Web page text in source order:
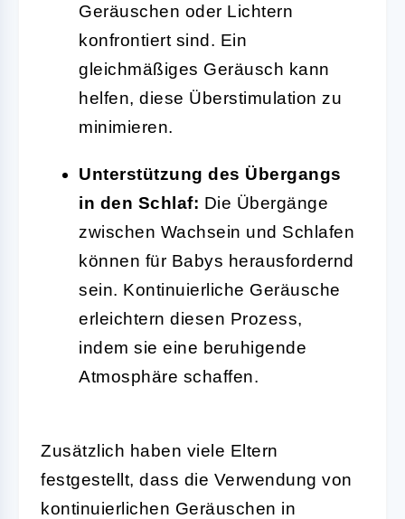
Geräuschen oder Lichtern
konfrontiert sind. Ein
gleichmäßiges Geräusch kann
helfen, diese Überstimulation zu
minimieren.
Unterstützung des Übergangs
in den Schlaf: Die Übergänge
zwischen Wachsein und Schlafen
können für Babys herausfordernd
sein. Kontinuierliche Geräusche
erleichtern diesen Prozess,
indem sie eine beruhigende
Atmosphäre schaffen.
Zusätzlich haben viele Eltern
festgestellt, dass die Verwendung von
kontinuierlichen Geräuschen in